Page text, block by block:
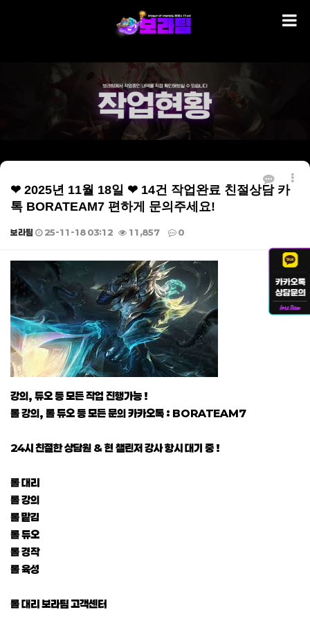
❤ 2025년 11월 18일 ❤ 14건 작업완료 친절상담 카
톡 BORATEAM7 편하게 문의주세요!
보라팀 25-11-18 03:12 11,857 0
강의, 듀오 등 모든 작업 진행가능 !
롤 강의, 롤 듀오 등 모든 문의 카카오톡 : BORATEAM7
24시 친절한 상담원 & 현 챌린저 강사 항시 대기 중 !
롤 대리
롤 강의
롤 맡김
롤 듀오
롤 경작
롤 육성
롤 대리 보라팀 고객센터